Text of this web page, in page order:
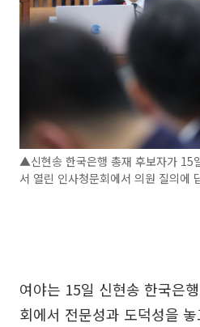
▲신현송 한국은행 총재 후보자가 15
서 열린 인사청문회에서 의원 질의에
여야는 15일 신현송 한국은
회에서 전문성과 도덕성을